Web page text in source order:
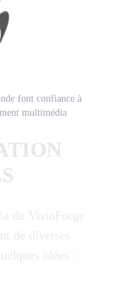
font confiance à
multimédia
de VisioForge
de diverses
idées :